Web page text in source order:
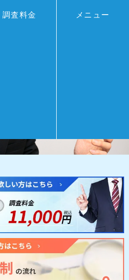
調査料金 メニュー